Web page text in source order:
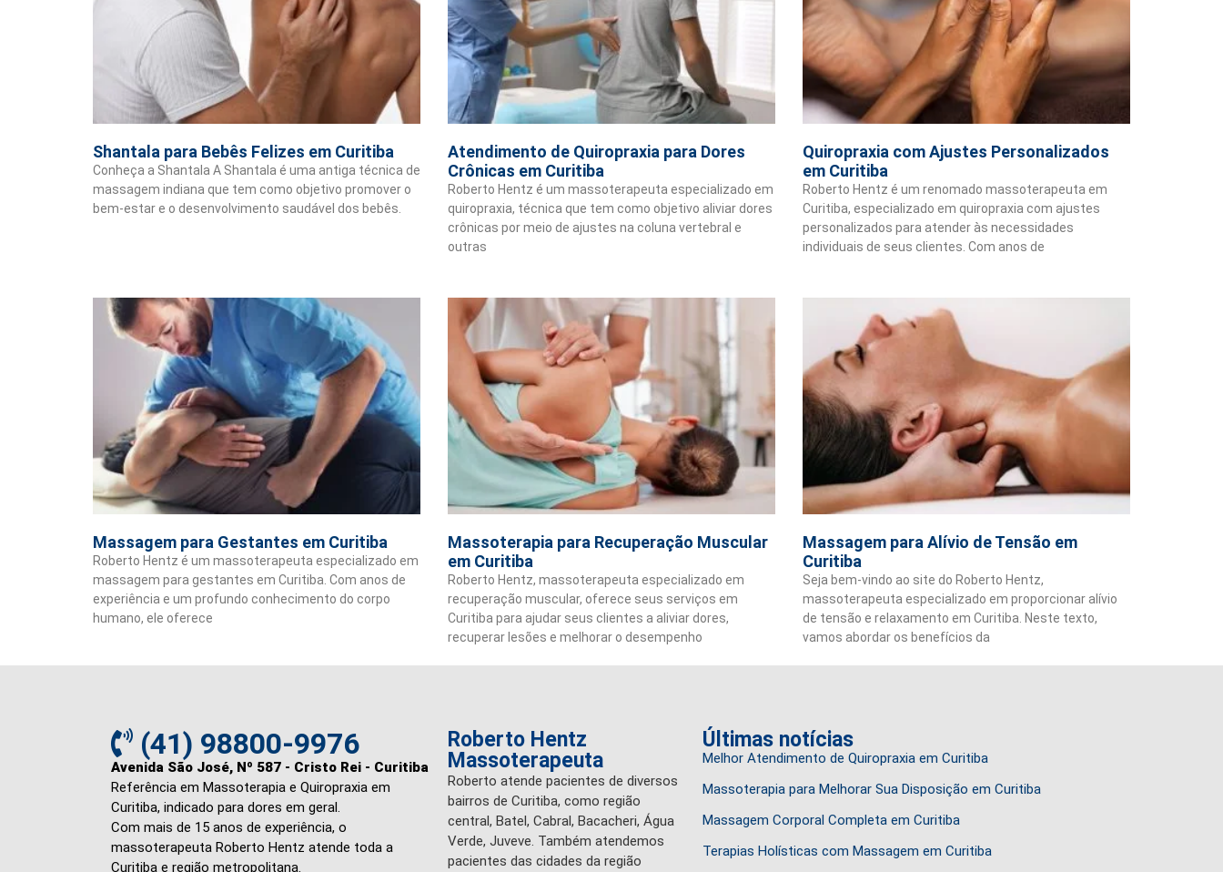
Shantala para Bebês Felizes em Curitiba
Conheça a Shantala A Shantala é uma antiga técnica de
massagem indiana que tem como objetivo promover o
bem-estar e o desenvolvimento saudável dos bebês.
Atendimento de Quiropraxia para Dores
Crônicas em Curitiba
Roberto Hentz é um massoterapeuta especializado em
quiropraxia, técnica que tem como objetivo aliviar dores
crônicas por meio de ajustes na coluna vertebral e
outras
Quiropraxia com Ajustes Personalizados
em Curitiba
Roberto Hentz é um renomado massoterapeuta em
Curitiba, especializado em quiropraxia com ajustes
personalizados para atender às necessidades
individuais de seus clientes. Com anos de
Massagem para Gestantes em Curitiba
Roberto Hentz é um massoterapeuta especializado em
massagem para gestantes em Curitiba. Com anos de
experiência e um profundo conhecimento do corpo
humano, ele oferece
Massoterapia para Recuperação Muscular
em Curitiba
Roberto Hentz, massoterapeuta especializado em
recuperação muscular, oferece seus serviços em
Curitiba para ajudar seus clientes a aliviar dores,
recuperar lesões e melhorar o desempenho
Massagem para Alívio de Tensão em
Curitiba
Seja bem-vindo ao site do Roberto Hentz,
massoterapeuta especializado em proporcionar alívio
de tensão e relaxamento em Curitiba. Neste texto,
vamos abordar os benefícios da
(41) 98800-9976
Avenida São José, Nº 587 - Cristo Rei - Curitiba
Referência em Massoterapia e Quiropraxia em
Curitiba, indicado para dores em geral.
Com mais de 15 anos de experiência, o
massoterapeuta Roberto Hentz atende toda a
Curitiba e região metropolitana.
Roberto Hentz
Massoterapeuta
Roberto atende pacientes de diversos
bairros de Curitiba, como região
central, Batel, Cabral, Bacacheri, Água
Verde, Juveve. Também atendemos
pacientes das cidades da região
Últimas notícias
Melhor Atendimento de Quiropraxia em Curitiba
Massoterapia para Melhorar Sua Disposição em Curitiba
Massagem Corporal Completa em Curitiba
Terapias Holísticas com Massagem em Curitiba